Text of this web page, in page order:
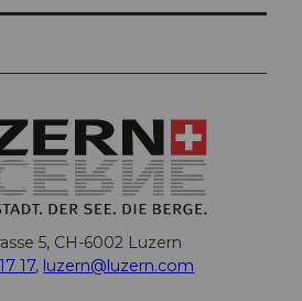
5, CH-6002 Luzern
17, luzern@luzern.com